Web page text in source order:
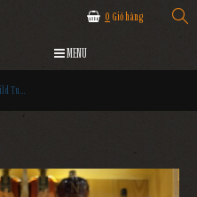
0 Giỏ hàng
MENU
Rượu Wild Turkey No11 - 1986